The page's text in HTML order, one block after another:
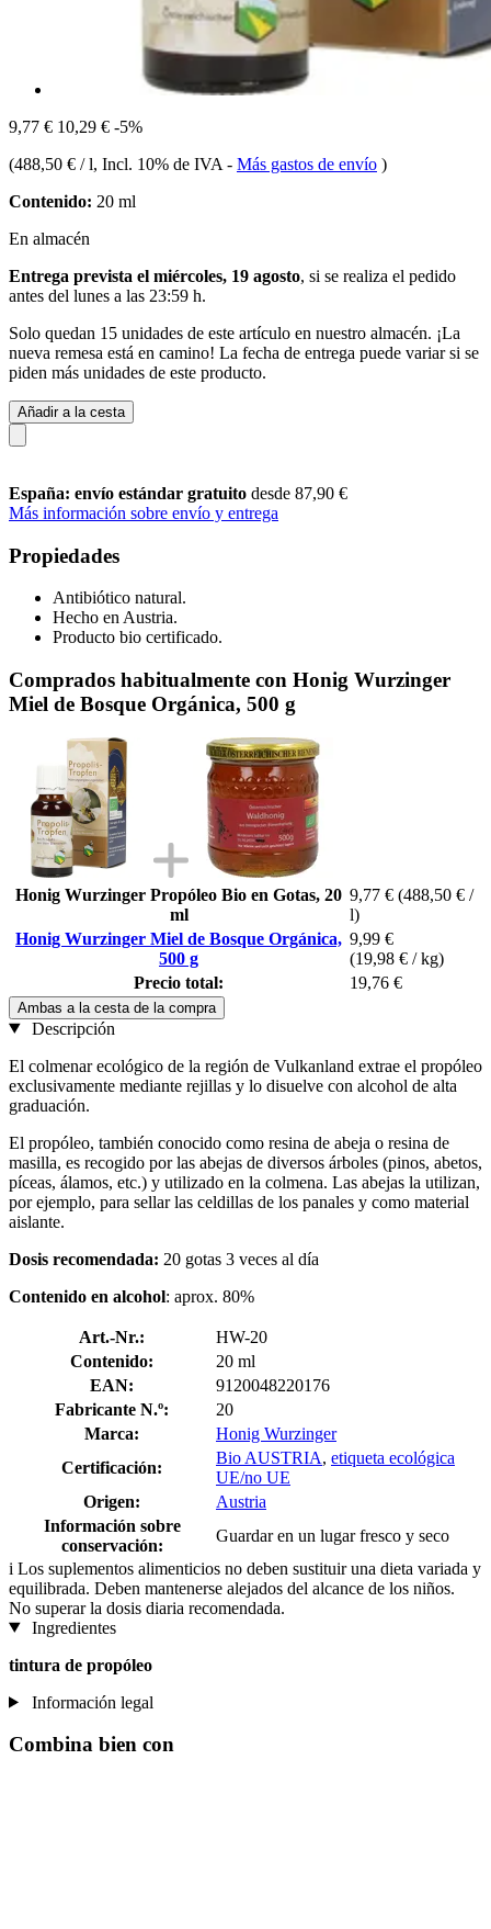
9,77 € 10,29 € -5%
(488,50 € / l, Incl. 10% de IVA - Más gastos de envío )
Contenido: 20 ml
En almacén
Entrega prevista el miércoles, 19 agosto, si se realiza el pedido
antes del lunes a las 23:59 h.
Solo quedan 15 unidades de este artículo en nuestro almacén. ¡La
nueva remesa está en camino! La fecha de entrega puede variar si se
piden más unidades de este producto.
Añadir a la cesta
España: envío estándar gratuito desde 87,90 €
Más información sobre envío y entrega
Propiedades
Antibiótico natural.
Hecho en Austria.
Producto bio certificado.
Comprados habitualmente con Honig Wurzinger
Miel de Bosque Orgánica, 500 g
Honig Wurzinger Propóleo Bio en Gotas, 20
ml
9,77 € (488,50 € /
l)
Honig Wurzinger Miel de Bosque Orgánica,
500 g
9,99 €
(19,98 € / kg)
Precio total:
19,76 €
Ambas a la cesta de la compra
Descripción
El colmenar ecológico de la región de Vulkanland extrae el propóleo
exclusivamente mediante rejillas y lo disuelve con alcohol de alta
graduación.
El propóleo, también conocido como resina de abeja o resina de
masilla, es recogido por las abejas de diversos árboles (pinos, abetos,
píceas, álamos, etc.) y utilizado en la colmena. Las abejas la utilizan,
por ejemplo, para sellar las celdillas de los panales y como material
aislante.
Dosis recomendada: 20 gotas 3 veces al día
Contenido en alcohol: aprox. 80%
Art.-Nr.:
HW-20
Contenido:
20 ml
EAN:
9120048220176
Fabricante N.º:
20
Marca:
Honig Wurzinger
Certificación:
Bio AUSTRIA, etiqueta ecológica
UE/no UE
Origen:
Austria
Información sobre
conservación:
Guardar en un lugar fresco y seco
i Los suplementos alimenticios no deben sustituir una dieta variada y
equilibrada. Deben mantenerse alejados del alcance de los niños.
No superar la dosis diaria recomendada.
Ingredientes
tintura de propóleo
Información legal
Combina bien con